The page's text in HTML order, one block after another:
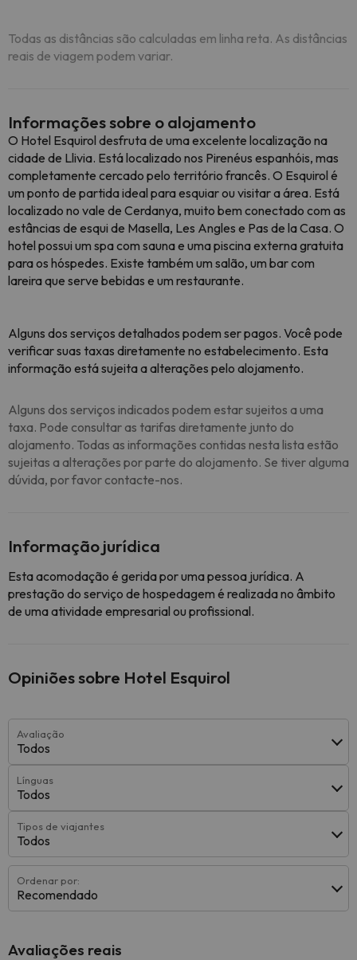
Todas as distâncias são calculadas em linha reta. As distâncias
reais de viagem podem variar.
Informações sobre o alojamento
O Hotel Esquirol desfruta de uma excelente localização na
cidade de Llivia. Está localizado nos Pirenéus espanhóis, mas
completamente cercado pelo território francês. O Esquirol é
um ponto de partida ideal para esquiar ou visitar a área. Está
localizado no vale de Cerdanya, muito bem conectado com as
estâncias de esqui de Masella, Les Angles e Pas de la Casa. O
hotel possui um spa com sauna e uma piscina externa gratuita
para os hóspedes. Existe também um salão, um bar com
lareira que serve bebidas e um restaurante.
Alguns dos serviços detalhados podem ser pagos. Você pode
verificar suas taxas diretamente no estabelecimento. Esta
informação está sujeita a alterações pelo alojamento.
Alguns dos serviços indicados podem estar sujeitos a uma
taxa. Pode consultar as tarifas diretamente junto do
alojamento. Todas as informações contidas nesta lista estão
sujeitas a alterações por parte do alojamento. Se tiver alguma
dúvida, por favor contacte-nos.
Informação jurídica
Esta acomodação é gerida por uma pessoa jurídica. A
prestação do serviço de hospedagem é realizada no âmbito
de uma atividade empresarial ou profissional.
Opiniões sobre Hotel Esquirol
Avaliação
Todos
Línguas
Todos
Tipos de viajantes
Todos
Ordenar por:
Recomendado
Avaliações reais